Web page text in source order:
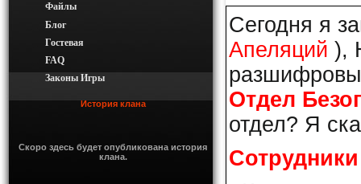
Файлы
Блог
Гостевая
FAQ
Законы Игры
История клана
Скоро здесь будет опубликована история
клана.
Сегодня я
Апеляций ),
Отдел
отдел? Я